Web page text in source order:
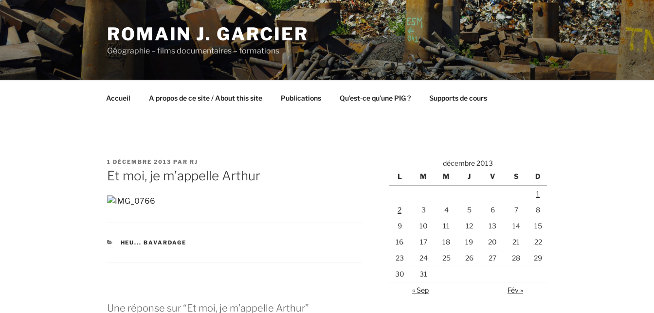
Aller
au
contenu
principal
ROMAIN J. GARCIER
Géographie – films documentaires – formations
Accueil A propos de ce site / About this site Publications Qu’est-ce qu’une PIG ? Supports de cours
PUBLIÉ
LE
1 DÉCEMBRE 2013 PAR RJ
Et moi, je m’appelle Arthur
CATÉGORIES
HEU... BAVARDAGE
Une réponse sur “Et moi, je m’appelle Arthur”
décembre 2013
L
M M J V S D
1
2
3 4 5 6 7
8
9
10 11 12 13 14
15
16
17 18 19 20 21
22
23
24 25 26 27 28
29
30
31
« Sep
Fév »